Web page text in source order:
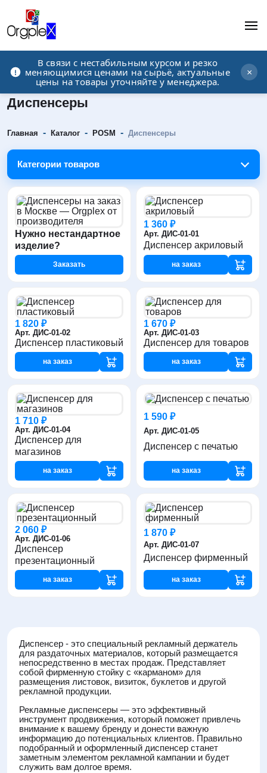
В связи с нестабильным курсом и резко
меняющимися ценами на сырьё, актуальные
цены на товары уточняйте у менеджера.
×
Рекламно-производственная компания
Диспенсеры
Главная - Каталог - POSM - Диспенсеры
Категории товаров
Нужно нестандартное
изделие?
Заказать
1 360 ₽
Арт. ДИС-01-01
Диспенсер акриловый
на заказ
1 820 ₽
Арт. ДИС-01-02
Диспенсер пластиковый
на заказ
1 670 ₽
Арт. ДИС-01-03
Диспенсер для товаров
на заказ
1 710 ₽
Арт. ДИС-01-04
Диспенсер для
магазинов
на заказ
1 590 ₽
Арт. ДИС-01-05
Диспенсер с печатью
на заказ
2 060 ₽
Арт. ДИС-01-06
Диспенсер
презентационный
на заказ
1 870 ₽
Арт. ДИС-01-07
Диспенсер фирменный
на заказ
Диспенсер - это специальный рекламный держатель
для раздаточных материалов, который размещается
непосредственно в местах продаж. Представляет
собой фирменную стойку с «карманом» для
размещения листовок, визиток, буклетов и другой
рекламной продукции.
Рекламные диспенсеры — это эффективный
инструмент продвижения, который поможет привлечь
внимание к вашему бренду и донести важную
информацию до потенциальных клиентов. Правильно
подобранный и оформленный диспенсер станет
заметным элементом рекламной кампании и будет
служить вам долгое время.